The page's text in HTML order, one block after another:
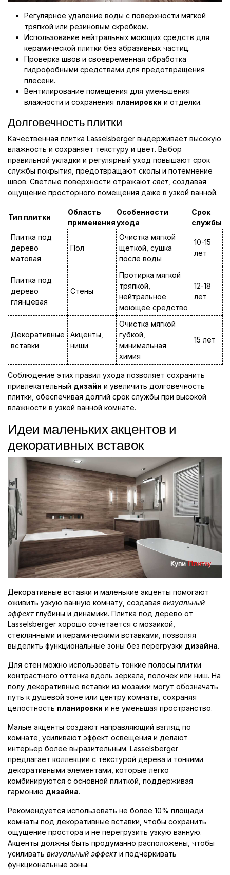
Регулярное удаление воды с поверхности мягкой
тряпкой или резиновым скребком.
Использование нейтральных моющих средств для
керамической плитки без абразивных частиц.
Проверка швов и своевременная обработка
гидрофобными средствами для предотвращения
плесени.
Вентилирование помещения для уменьшения
влажности и сохранения планировки и отделки.
Долговечность плитки
Качественная плитка Lasselsberger выдерживает высокую
влажность и сохраняет текстуру и цвет. Выбор
правильной укладки и регулярный уход повышают срок
службы покрытия, предотвращают сколы и потемнение
швов. Светлые поверхности отражают свет , создавая
ощущение просторного помещения даже в узкой ванной.
Тип плитки
Область
применения
Особенности
ухода
Срок
службы
Плитка под
дерево
матовая
Пол
Очистка мягкой
щеткой, сушка
после воды
10-15
лет
Плитка под
дерево
глянцевая
Стены
Протирка мягкой
тряпкой,
нейтральное
моющее средство
12-18
лет
Декоративные
вставки
Акценты,
ниши
Очистка мягкой
губкой,
минимальная
химия
15 лет
Соблюдение этих правил ухода позволяет сохранить
привлекательный дизайн и увеличить долговечность
плитки, обеспечивая долгий срок службы при высокой
влажности в узкой ванной комнате.
Идеи маленьких акцентов и
декоративных вставок
Декоративные вставки и маленькие акценты помогают
оживить узкую ванную комнату, создавая визуальный
эффект глубины и динамики. Плитка под дерево от
Lasselsberger хорошо сочетается с мозаикой,
стеклянными и керамическими вставками, позволяя
выделить функциональные зоны без перегрузки дизайна.
Для стен можно использовать тонкие полосы плитки
контрастного оттенка вдоль зеркала, полочек или ниш. На
полу декоративные вставки из мозаики могут обозначать
путь к душевой зоне или центру комнаты, сохраняя
целостность планировки и не уменьшая пространство.
Малые акценты создают направляющий взгляд по
комнате, усиливают эффект освещения и делают
интерьер более выразительным. Lasselsberger
предлагает коллекции с текстурой дерева и тонкими
декоративными элементами, которые легко
комбинируются с основной плиткой, поддерживая
гармонию дизайна.
Рекомендуется использовать не более 10% площади
комнаты под декоративные вставки, чтобы сохранить
ощущение простора и не перегрузить узкую ванную.
Акценты должны быть продуманно расположены, чтобы
усиливать визуальный эффект и подчёркивать
функциональные зоны.